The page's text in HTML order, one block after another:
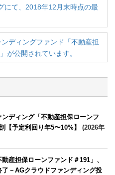
にて、2018年12月末時点の最
ディングファンド「不動産担
が公開されています。
ディング「不動産担保ローンフ
【予定利回り年5〜10%】
(2026年
産担保ローンファンド＃191」、
－AGクラウドファンディング投